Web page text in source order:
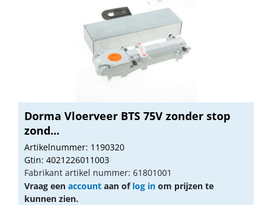
Dorma Vloerveer BTS 75V zonder stop
zond...
Artikelnummer: 1190320
Gtin: 4021226011003
Fabrikant artikel nummer: 61801001
Vraag een account aan of log in om prijzen te
kunnen zien.